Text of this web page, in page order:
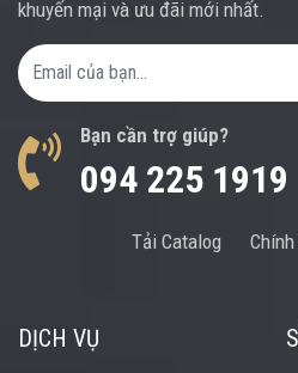
khuyến mại và ưu đãi mới nhất.
Email Address
Bạn cần trợ giúp?
094 225 1919
Tải Catalog
DỊCH VỤ